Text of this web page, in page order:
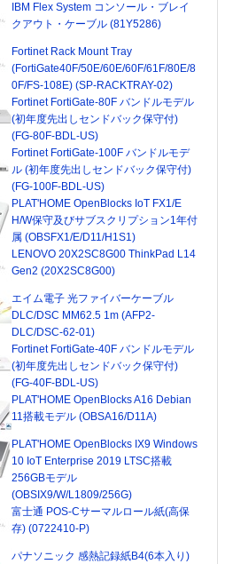
IBM Flex System コンソール・ブレイ
クアウト・ケーブル (81Y5286)
Fortinet Rack Mount Tray
(FortiGate40F/50E/60E/60F/61F/80E/8
0F/FS-108E) (SP-RACKTRAY-02)
Fortinet FortiGate-80F バンドルモデル
(初年度先出しセンドバック保守付)
(FG-80F-BDL-US)
Fortinet FortiGate-100F バンドルモデ
ル (初年度先出しセンドバック保守付)
(FG-100F-BDL-US)
PLAT'HOME OpenBlocks IoT FX1/E
H/W保守及びサブスクリプション1年付
属 (OBSFX1/E/D11/H1S1)
LENOVO 20X2SC8G00 ThinkPad L14
Gen2 (20X2SC8G00)
エイム電子 光ファイバーケーブル
DLC/DSC MM62.5 1m (AFP2-
DLC/DSC-62-01)
Fortinet FortiGate-40F バンドルモデル
(初年度先出しセンドバック保守付)
(FG-40F-BDL-US)
PLAT'HOME OpenBlocks A16 Debian
11搭載モデル (OBSA16/D11A)
PLAT'HOME OpenBlocks IX9 Windows
10 IoT Enterprise 2019 LTSC搭載
256GBモデル
(OBSIX9/W/L1809/256G)
富士通 POS-Cサーマルロール紙(高保
存) (0722410-P)
パナソニック 感熱記録紙B4(6本入り)